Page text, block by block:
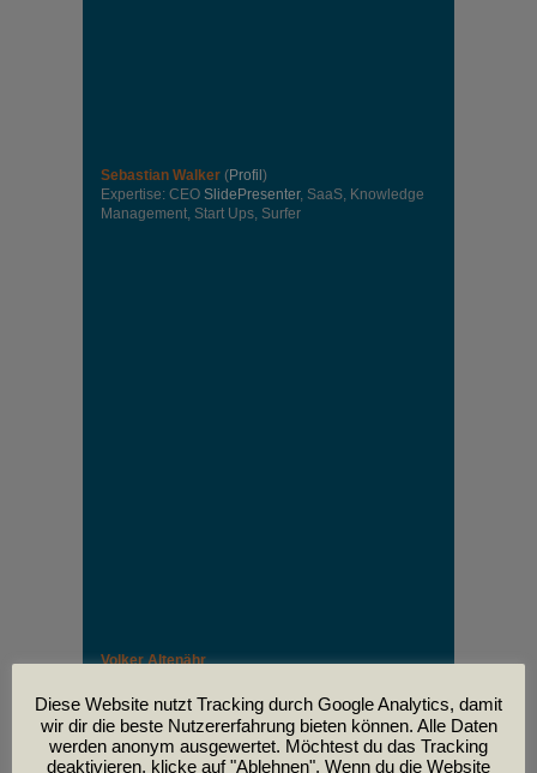
Sebastian Walker (Profil )
Expertise: CEO SlidePresenter, SaaS, Knowledge
Management, Start Ups, Surfer
Volker Altenähr
leider am
30. April im Alter von 81 Jahren verstorben.
Diese Website nutzt Tracking durch Google Analytics, damit
wir dir die beste Nutzererfahrung bieten können. Alle Daten
werden anonym ausgewertet. Möchtest du das Tracking
deaktivieren, klicke auf "Ablehnen". Wenn du die Website